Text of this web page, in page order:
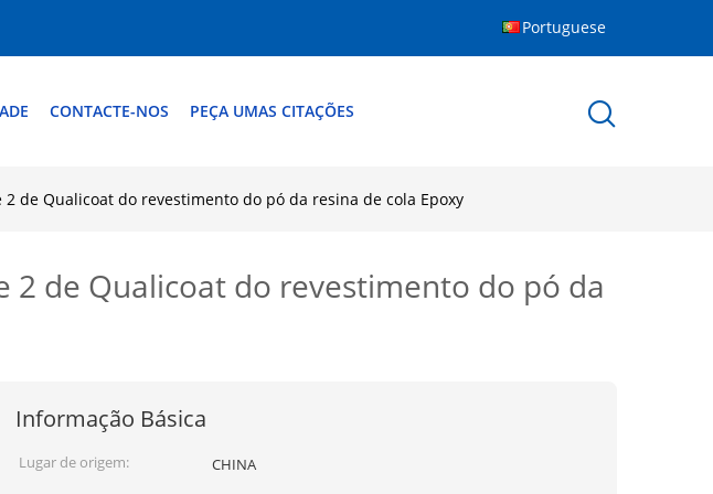
Portuguese
CONTACTE-NOS PEÇA UMAS CITAÇÕES
de Qualicoat do revestimento do pó da resina de cola Epoxy
2 de Qualicoat do revestimento do pó da
Informação Básica
Lugar de origem:
CHINA